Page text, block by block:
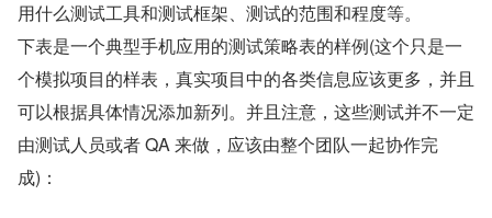
用什么测试工具和测试框架、测试的范围和程度等。
下表是一个典型手机应用的测试策略表的样例(这个只是一
个模拟项目的样表，真实项目中的各类信息应该更多，并且
可以根据具体情况添加新列。并且注意，这些测试并不一定
由测试人员或者 QA 来做，应该由整个团队一起协作完
成)：